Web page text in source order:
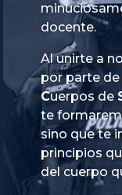
docente.
Al unirte a
por parte de
Cuerpos de
te
sino que te
principios
del cuerpo